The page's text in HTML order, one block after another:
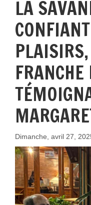
LA
Dimanche, avril 27,